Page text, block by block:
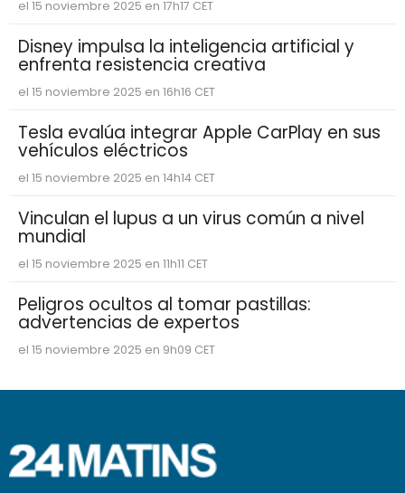
el 15 noviembre 2025 en 17h17 CET
Disney impulsa la inteligencia artificial y
enfrenta resistencia creativa
el 15 noviembre 2025 en 16h16 CET
Tesla evalúa integrar Apple CarPlay en sus
vehículos eléctricos
el 15 noviembre 2025 en 14h14 CET
Vinculan el lupus a un virus común a nivel
mundial
el 15 noviembre 2025 en 11h11 CET
Peligros ocultos al tomar pastillas:
advertencias de expertos
el 15 noviembre 2025 en 9h09 CET